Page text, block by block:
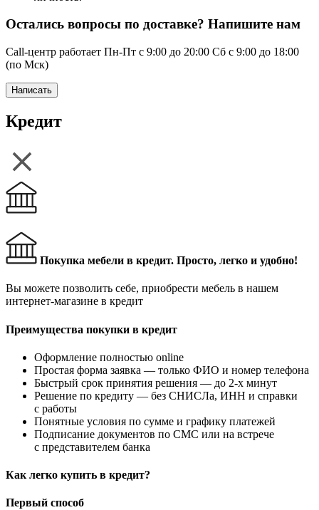
Остались вопросы по доставке? Напишите нам
Call-центр работает Пн-Пт с 9:00 до 20:00 Сб с 9:00 до 18:00
(по Мск)
Написать
Кредит
Покупка мебели в кредит. Просто, легко и удобно!
Вы можете позволить себе, приобрести мебель в нашем
интернет-магазине в кредит
Преимущества покупки в кредит
Оформление полностью online
Простая форма заявка — только ФИО и номер телефона
Быстрый срок принятия решения — до 2-х минут
Решение по кредиту — без СНИСЛа, ИНН и справки
с работы
Понятные условия по сумме и графику платежей
Подписание документов по СМС или на встрече
с представителем банка
Как легко купить в кредит?
Первый способ